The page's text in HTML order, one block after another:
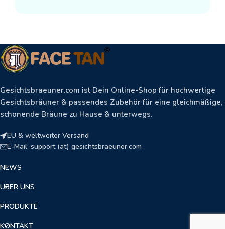
Gesichtsbraeuner.com ist Dein Online-Shop für hochwertige
Gesichtsbräuner & passendes Zubehör für eine gleichmäßige,
schonende Bräune zu Hause & unterwegs.
EU & weltweiter Versand
E-Mail: support (at) gesichtsbraeuner.com
NEWS
ÜBER UNS
PRODUKTE
KONTAKT